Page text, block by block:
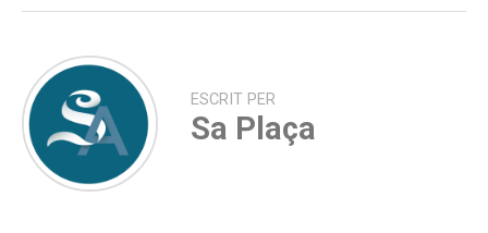
ESCRIT PER
Sa Plaça